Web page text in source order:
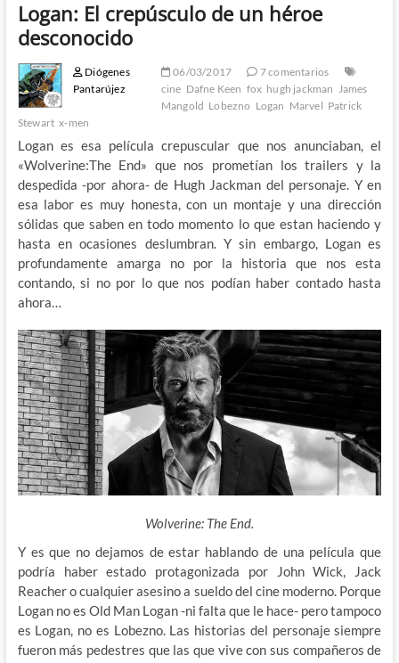
Logan: El crepúsculo de un héroe
desconocido
Diógenes
Pantarújez
06/03/2017
7 comentarios
cine Dafne Keen fox hugh jackman James
Mangold Lobezno Logan Marvel Patrick
Stewart x-men
Logan es esa película crepuscular que nos anunciaban, el
«Wolverine:The End» que nos prometían los trailers y la
despedida -por ahora- de Hugh Jackman del personaje. Y en
esa labor es muy honesta, con un montaje y una dirección
sólidas que saben en todo momento lo que estan haciendo y
hasta en ocasiones deslumbran. Y sin embargo, Logan es
profundamente amarga no por la historia que nos esta
contando, si no por lo que nos podían haber contado hasta
ahora…
Wolverine: The End.
Y es que no dejamos de estar hablando de una película que
podría haber estado protagonizada por John Wick, Jack
Reacher ocualquier asesino a sueldo del cine moderno. Porque
Logan no es Old Man Logan -ni falta que le hace- pero tampoco
es Logan, no es Lobezno. Las historias del personaje siempre
fueron más pedestres que las que vive con sus compañeros de